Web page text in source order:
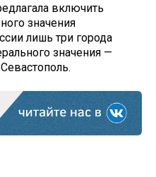
включить
значения
лишь три города
значения —